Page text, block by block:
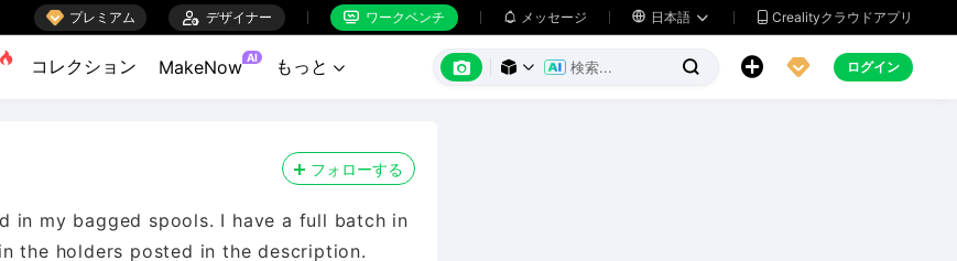
 プレミアム  デザイナー  ワークベンチ  メッセージ  日本語   Crealityクラウドアプリ
コレクション MakeNow AI もっと        ログイン
フォローする
in my bagged spools. I have a full batch in
the holders posted in the description.